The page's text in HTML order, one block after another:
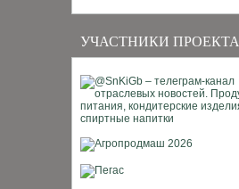
УЧАСТНИКИ ПРОЕКТА